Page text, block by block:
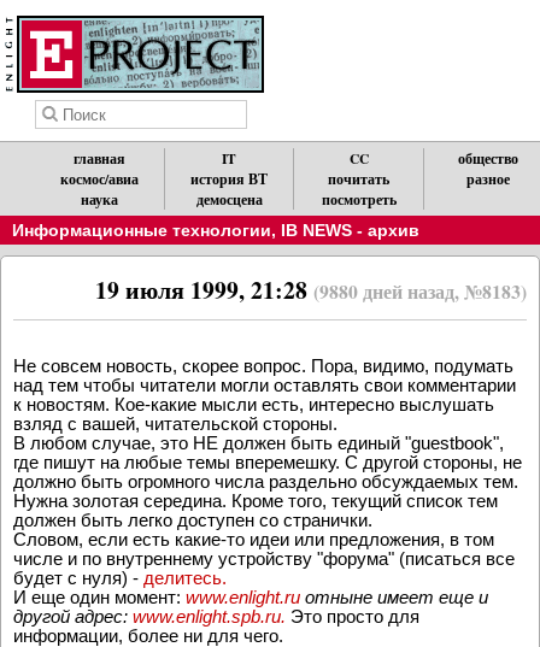
главная
космос/авиа
наука
IT
история ВТ
демосцена
CC
почитать
посмотреть
общество
разное
Информационные технологии, IB NEWS - архив
19 июля 1999, 21:28 (9880 дней назад, №8183)
Не совсем новость, скорее вопрос. Пора, видимо, подумать
над тем чтобы читатели могли оставлять свои комментарии
к новостям. Кое-какие мысли есть, интересно выслушать
взляд с вашей, читательской стороны.
В любом случае, это НЕ должен быть единый "guestbook",
где пишут на любые темы вперемешку. С другой стороны, не
должно быть огромного числа раздельно обсуждаемых тем.
Нужна золотая середина. Кроме того, текущий список тем
должен быть легко доступен со странички.
Словом, если есть какие-то идеи или предложения, в том
числе и по внутреннему устройству "форума" (писаться все
будет с нуля) - делитесь.
И еще один момент: www.enlight.ru отныне имеет еще и
другой адрес: www.enlight.spb.ru. Это просто для
информации, более ни для чего.